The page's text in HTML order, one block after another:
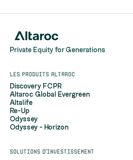
Private Equity for Generations
Les produits Altaroc
Discovery FCPR
Altaroc Global Evergreen
Altalife
Re-Up
Odyssey
Odyssey - Horizon
Solutions d'investissement